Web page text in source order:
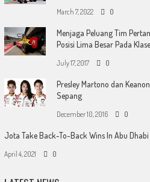
March 7, 2022 0
Menjaga Peluang Tim
Posisi Lima Besar Pada
July 17, 2017 0
Presley Martono dan
Sepang
December 10, 2016 0
Jota Take Back-To-Back Wins In Abu Dhabi
April 4, 2021 0